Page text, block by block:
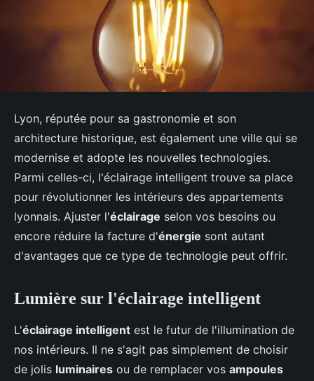
Lyon, réputée pour sa gastronomie et son
architecture historique, est également une ville qui se
modernise et adopte les nouvelles technologies.
Parmi celles-ci, l'éclairage intelligent trouve sa place
pour révolutionner les intérieurs des appartements
lyonnais. Ajuster l'éclairage selon vos besoins ou
encore réduire la facture d'énergie sont autant
d'avantages que ce type de technologie peut offrir.
Lumière sur l'éclairage intelligent
L'éclairage intelligent est le futur de l'illumination de
nos intérieurs. Il ne s'agit pas simplement de choisir
de jolis luminaires ou de remplacer vos ampoules